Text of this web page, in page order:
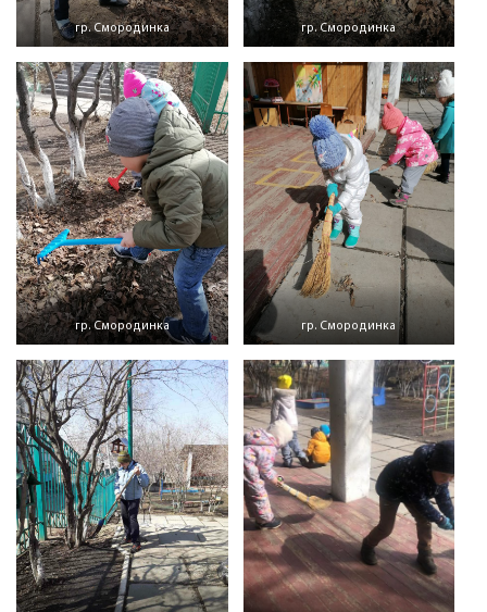
гр. Смородинка гр. Смородинка
гр. Смородинка гр. Смородинка